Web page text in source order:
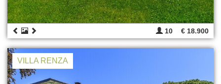
10 € 18.900
VILLA RENZA